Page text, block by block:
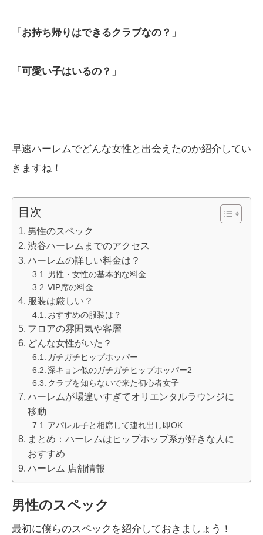
「お持ち帰りはできるクラブなの？」
「可愛い子はいるの？」
早速ハーレムでどんな女性と出会えたのか紹介してい
きますね！
目次
男性のスペック
渋谷ハーレムまでのアクセス
ハーレムの詳しい料金は？
男性・女性の基本的な料金
VIP席の料金
服装は厳しい？
おすすめの服装は？
フロアの雰囲気や客層
どんな女性がいた？
ガチガチヒップホッパー
深キョン似のガチガチヒップホッパー2
クラブを知らないで来た初心者女子
ハーレムが場違いすぎてオリエンタルラウンジに
移動
アパレル子と相席して連れ出し即OK
まとめ：ハーレムはヒップホップ系が好きな人に
おすすめ
ハーレム 店舗情報
男性のスペック
最初に僕らのスペックを紹介しておきましょう！